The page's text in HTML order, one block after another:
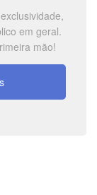
em geral.
mão!